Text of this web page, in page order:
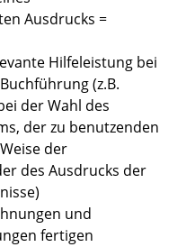
Ausdrucks =
Hilfeleistung bei
(z.B.
der Wahl des
der zu benutzenden
der
des Ausdrucks der
und
fertigen